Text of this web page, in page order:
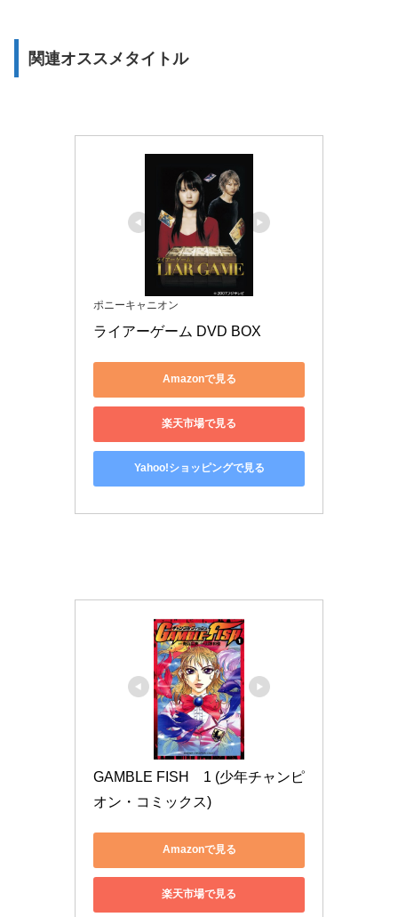
関連オススメタイトル
ポニーキャニオン
ライアーゲーム DVD BOX
Amazonで見る
楽天市場で見る
Yahoo!ショッピングで見る
GAMBLE FISH　1 (少年チャンピ
オン・コミックス)
Amazonで見る
楽天市場で見る